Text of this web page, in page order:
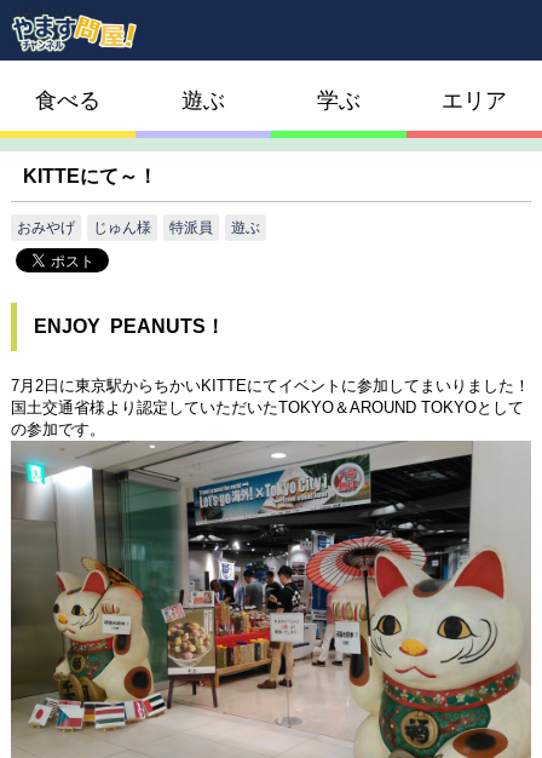
食べる 遊ぶ 学ぶ エリア
KITTEにて～！
おみやげ じゅん様 特派員 遊ぶ
ENJOY PEANUTS！
7月2日に東京駅からちかいKITTEにてイベントに参加してまいりました！
国土交通省様より認定していただいたTOKYO＆AROUND TOKYOとして
の参加です。